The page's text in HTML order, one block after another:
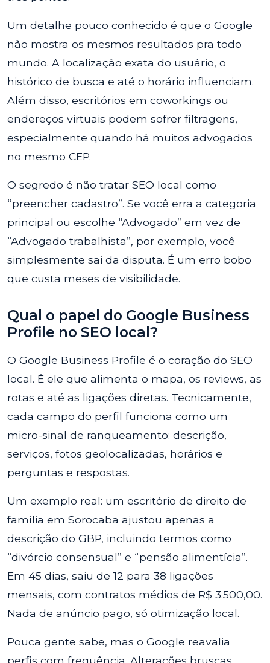
Um detalhe pouco conhecido é que o Google
não mostra os mesmos resultados pra todo
mundo. A localização exata do usuário, o
histórico de busca e até o horário influenciam.
Além disso, escritórios em coworkings ou
endereços virtuais podem sofrer filtragens,
especialmente quando há muitos advogados
no mesmo CEP.
O segredo é não tratar SEO local como
“preencher cadastro”. Se você erra a categoria
principal ou escolhe “Advogado” em vez de
“Advogado trabalhista”, por exemplo, você
simplesmente sai da disputa. É um erro bobo
que custa meses de visibilidade.
Qual o papel do Google Business
Profile no SEO local?
O Google Business Profile é o coração do SEO
local. É ele que alimenta o mapa, os reviews, as
rotas e até as ligações diretas. Tecnicamente,
cada campo do perfil funciona como um
micro-sinal de ranqueamento: descrição,
serviços, fotos geolocalizadas, horários e
perguntas e respostas.
Um exemplo real: um escritório de direito de
família em Sorocaba ajustou apenas a
descrição do GBP, incluindo termos como
“divórcio consensual” e “pensão alimentícia”.
Em 45 dias, saiu de 12 para 38 ligações
mensais, com contratos médios de R$ 3.500,00.
Nada de anúncio pago, só otimização local.
Pouca gente sabe, mas o Google reavalia
perfis com frequência. Alterações bruscas,